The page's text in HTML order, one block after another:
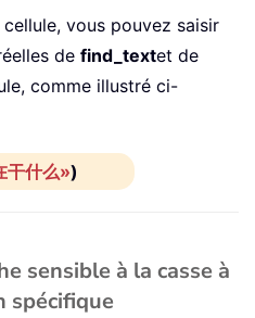
vous pouvez saisir
de find_textet de
comme illustré ci-
干什么»)
sensible à la casse à
spécifique